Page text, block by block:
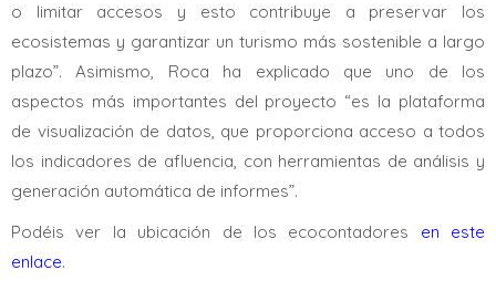
o limitar accesos y esto contribuye a preservar los
ecosistemas y garantizar un turismo más sostenible a largo
plazo”. Asimismo, Roca ha explicado que uno de los
aspectos más importantes del proyecto “es la plataforma
de visualización de datos, que proporciona acceso a todos
los indicadores de afluencia, con herramientas de análisis y
generación automática de informes”.
Podéis ver la ubicación de los ecocontadores en este
enlace.